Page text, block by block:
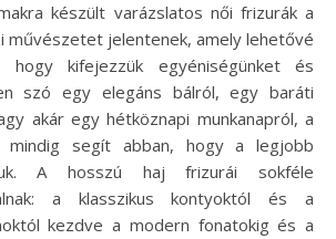
készült varázslatos női frizurák a
művészetet jelentenek, amely lehetővé
hogy kifejezzük egyéniségünket és
szó egy elegáns bálról, egy baráti
akár egy hétköznapi munkanapról, a
mindig segít abban, hogy a legjobb
A hosszú haj frizurái sokféle
a klasszikus kontyoktól és a
kezdve a modern fonatokig és a